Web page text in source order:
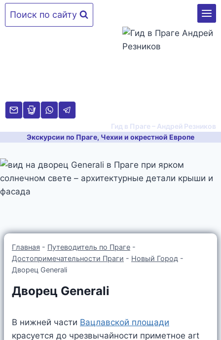
Перейти
Поиск по сайту
Гид в Праге – Андрей Резников
Экскурсии по Праге, Чехии и окрестной Европе
Главная - Путеводитель по Праге -
Достопримечательности Праги - Новый Город -
Дворец Generali
Дворец Generali
В нижней части Вацлавской площади
красуется до чрезвычайности приметное art